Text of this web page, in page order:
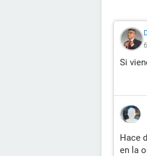
Si
Hace
en la